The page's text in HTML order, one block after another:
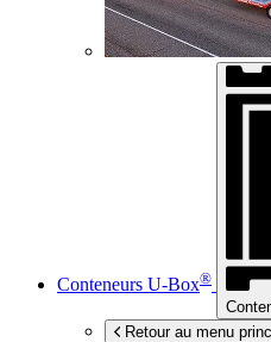
Conteneurs U-Box®
Retour au menu